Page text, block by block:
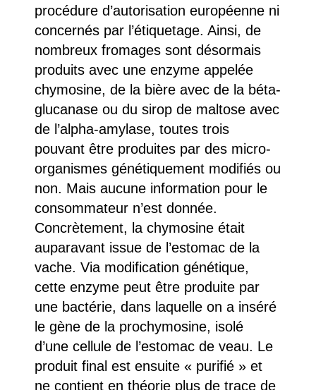
procédure d’autorisation européenne ni
concernés par l’étiquetage. Ainsi, de
nombreux fromages sont désormais
produits avec une enzyme appelée
chymosine, de la bière avec de la béta-
glucanase ou du sirop de maltose avec
de l’alpha-amylase, toutes trois
pouvant être produites par des micro-
organismes génétiquement modifiés ou
non. Mais aucune information pour le
consommateur n’est donnée.
Concrètement, la chymosine était
auparavant issue de l’estomac de la
vache. Via modification génétique,
cette enzyme peut être produite par
une bactérie, dans laquelle on a inséré
le gène de la prochymosine, isolé
d’une cellule de l’estomac de veau. Le
produit final est ensuite « purifié » et
ne contient en théorie plus de trace de